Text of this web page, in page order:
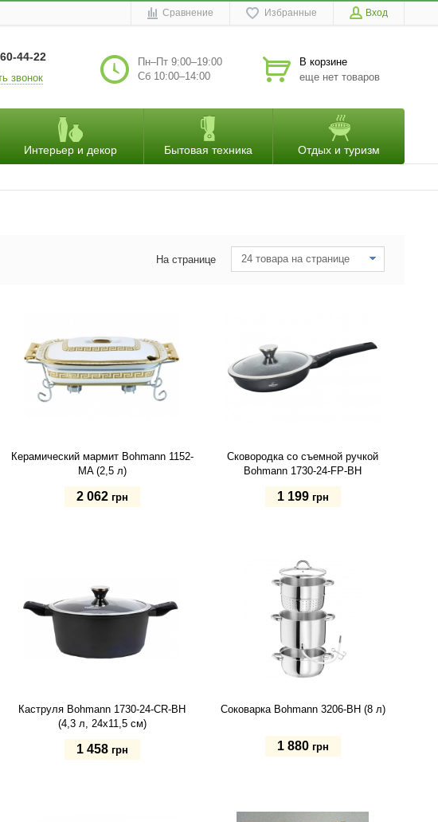
Сравнение Избранные Вход
44-22
звонок
Пн–Пт 9:00–19:00
Сб 10:00–14:00
В корзине
еще нет товаров
Интерьер и декор Бытовая техника Отдых и туризм
На странице 24 товара на странице
Керамический мармит Bohmann 1152-
MA (2,5 л)
2 062 грн
Сковородка со съемной ручкой
Bohmann 1730-24-FP-BH
1 199 грн
Каструля Bohmann 1730-24-CR-BH
(4,3 л, 24х11,5 см)
1 458 грн
Соковарка Bohmann 3206-BH (8 л)
1 880 грн